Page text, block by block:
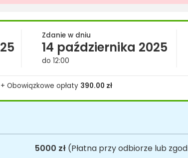
Zdanie w dniu
14 października 2025
do 12:00
+ Obowiązkowe opłaty 390.00 zł
5000 zł (Płatna przy odbiorze lub